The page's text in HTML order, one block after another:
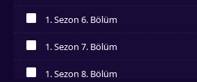
1. Sezon 6. Bölüm
1. Sezon 7. Bölüm
1. Sezon 8. Bölüm